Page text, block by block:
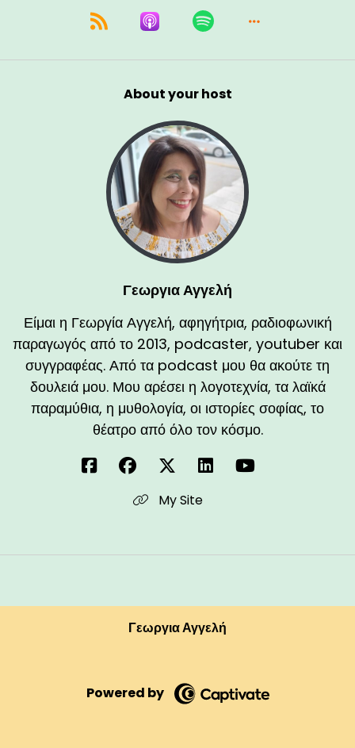
About your host
Γεωργια Αγγελή
Είμαι η Γεωργία Αγγελή, αφηγήτρια, ραδιοφωνική
παραγωγός από το 2013, podcaster, youtuber και
συγγραφέας. Από τα podcast μου θα ακούτε τη
δουλειά μου. Μου αρέσει η λογοτεχνία, τα λαϊκά
παραμύθια, η μυθολογία, οι ιστορίες σοφίας, το
θέατρο από όλο τον κόσμο.
My Site
Γεωργια Αγγελή
Powered by